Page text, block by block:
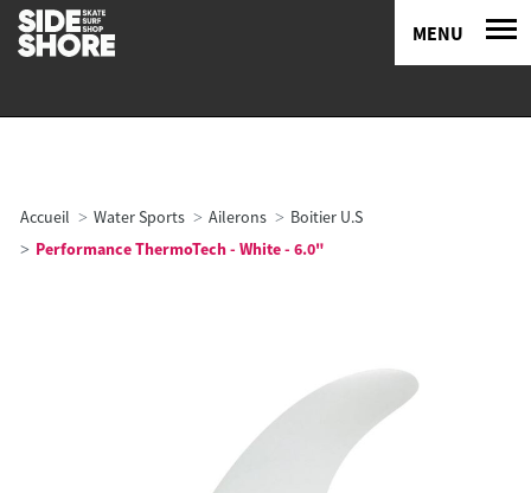
MENU
Accueil Water Sports Ailerons
Boitier U.S
Performance ThermoTech - White - 6.0"